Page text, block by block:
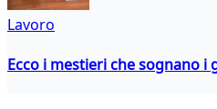
Lavoro
Ecco i mestieri che sognano i